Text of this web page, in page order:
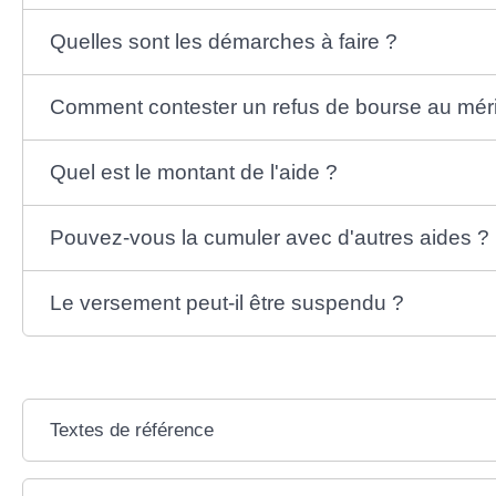
Quelles sont les démarches à faire ?
Comment contester un refus de bourse au
Quel est le montant de l'aide ?
Pouvez-vous la cumuler avec d'autres aides ?
Le versement peut-il être suspendu ?
Textes de référence